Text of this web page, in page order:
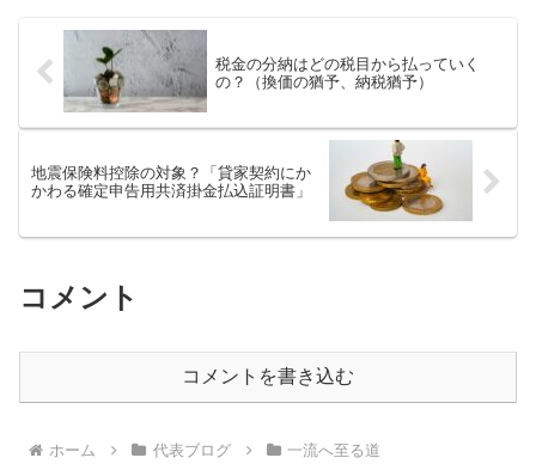
税金の分納はどの税目から払っていく
の？（換価の猶予、納税猶予）
地震保険料控除の対象？「貸家契約にか
かわる確定申告用共済掛金払込証明書」
コメント
コメントを書き込む
ホーム 代表ブログ 一流へ至る道